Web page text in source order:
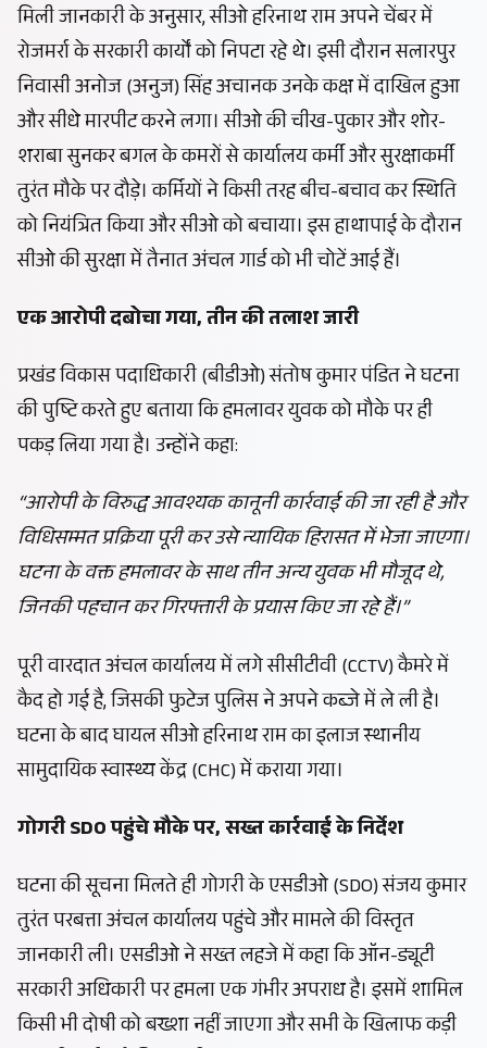
मिली जानकारी के अनुसार, सीओ हरिनाथ राम अपने चेंबर में
रोजमर्रा के सरकारी कार्यों को निपटा रहे थे। इसी दौरान सलारपुर
निवासी अनोज (अनुज) सिंह अचानक उनके कक्ष में दाखिल हुआ
और सीधे मारपीट करने लगा। सीओ की चीख-पुकार और शोर-
शराबा सुनकर बगल के कमरों से कार्यालय कर्मी और सुरक्षाकर्मी
तुरंत मौके पर दौड़े। कर्मियों ने किसी तरह बीच-बचाव कर स्थिति
को नियंत्रित किया और सीओ को बचाया। इस हाथापाई के दौरान
सीओ की सुरक्षा में तैनात अंचल गार्ड को भी चोटें आई हैं।
एक आरोपी दबोचा गया, तीन की तलाश जारी
प्रखंड विकास पदाधिकारी (बीडीओ) संतोष कुमार पंडित ने घटना
की पुष्टि करते हुए बताया कि हमलावर युवक को मौके पर ही
पकड़ लिया गया है। उन्होंने कहा:
“आरोपी के विरुद्ध आवश्यक कानूनी कार्रवाई की जा रही है और
विधिसम्मत प्रक्रिया पूरी कर उसे न्यायिक हिरासत में भेजा जाएगा।
घटना के वक्त हमलावर के साथ तीन अन्य युवक भी मौजूद थे,
जिनकी पहचान कर गिरफ्तारी के प्रयास किए जा रहे हैं।”
पूरी वारदात अंचल कार्यालय में लगे सीसीटीवी (CCTV) कैमरे में
कैद हो गई है, जिसकी फुटेज पुलिस ने अपने कब्जे में ले ली है।
घटना के बाद घायल सीओ हरिनाथ राम का इलाज स्थानीय
सामुदायिक स्वास्थ्य केंद्र (CHC) में कराया गया।
गोगरी SDO पहुंचे मौके पर, सख्त कार्रवाई के निर्देश
घटना की सूचना मिलते ही गोगरी के एसडीओ (SDO) संजय कुमार
तुरंत परबत्ता अंचल कार्यालय पहुंचे और मामले की विस्तृत
जानकारी ली। एसडीओ ने सख्त लहजे में कहा कि ऑन-ड्यूटी
सरकारी अधिकारी पर हमला एक गंभीर अपराध है। इसमें शामिल
किसी भी दोषी को बख्शा नहीं जाएगा और सभी के खिलाफ कड़ी